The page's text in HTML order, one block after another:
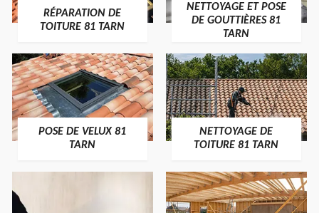
RÉPARATION DE
TOITURE 81 TARN
NETTOYAGE ET POSE
DE GOUTTIÈRES 81
TARN
POSE DE VELUX 81
TARN
NETTOYAGE DE
TOITURE 81 TARN